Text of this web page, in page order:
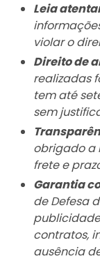
Leia
violar o
Direito de
realizadas
tem até
sem
obrigado a
frete e
Garantia
de Defesa
contratos,
ausência